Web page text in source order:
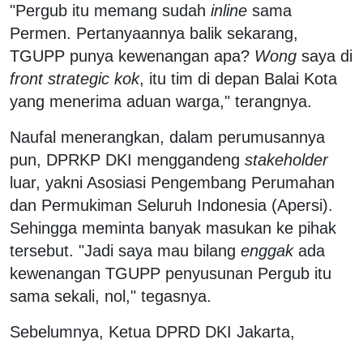
"Pergub itu memang sudah inline sama
Permen. Pertanyaannya balik sekarang,
TGUPP punya kewenangan apa? Wong saya di
front strategic kok, itu tim di depan Balai Kota
yang menerima aduan warga," terangnya.
Naufal menerangkan, dalam perumusannya
pun, DPRKP DKI menggandeng stakeholder
luar, yakni Asosiasi Pengembang Perumahan
dan Permukiman Seluruh Indonesia (Apersi).
Sehingga meminta banyak masukan ke pihak
tersebut. "Jadi saya mau bilang enggakada
kewenangan TGUPP penyusunan Pergub itu
sama sekali, nol," tegasnya.
Sebelumnya, Ketua DPRD DKI Jakarta,